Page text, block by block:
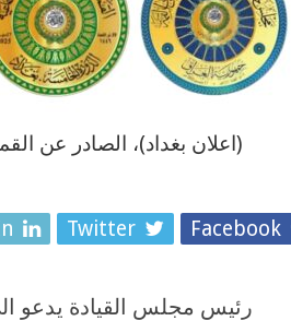
(اعلان بغداد)، الصادر عن
Facebook
Twitter
رئيس مجلس القيادة